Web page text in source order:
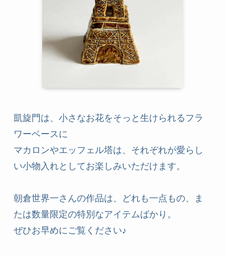
凱旋門は、小さなお花をそっと生けられるフラ
ワーベースに
マカロンやエッフェル塔は、それぞれが愛らし
い小物入れとしてお楽しみいただけます。
朝倉世界一さんの作品は、どれも一点もの、ま
たは数量限定の特別なアイテムばかり。
ぜひお早めにご覧ください♪